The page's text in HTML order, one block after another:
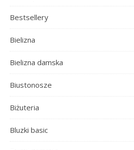
Bestsellery
Bielizna
Bielizna damska
Biustonosze
Biżuteria
Bluzki basic